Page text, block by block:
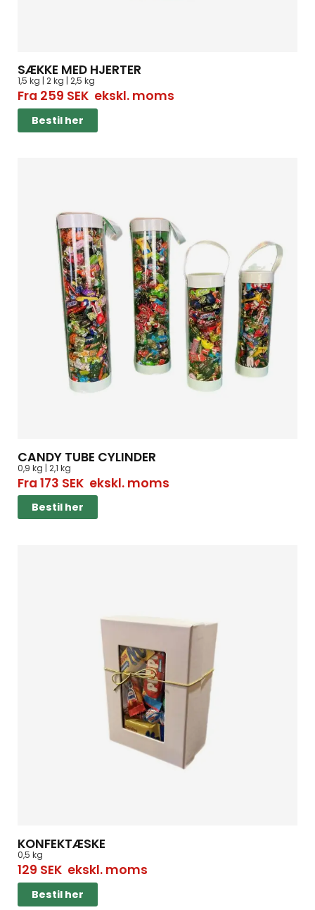
SÆKKE MED HJERTER
1,5 kg | 2 kg | 2,5 kg
Fra 259 SEKekskl. moms
Bestil her
CANDY TUBE CYLINDER
0,9 kg | 2,1 kg
Fra 173 SEKekskl. moms
Bestil her
KONFEKTÆSKE
0,5 kg
129 SEKekskl. moms
Bestil her